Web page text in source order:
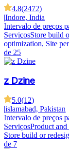
4.8(2472)
|Indore, India
Intervalo de preços
ServiçosStore build
optimization, Site
de 25
z Dzine
5.0(12)
islamabad, Pakistan
Intervalo de preços
ServiçosProduct
Store build or
de 7